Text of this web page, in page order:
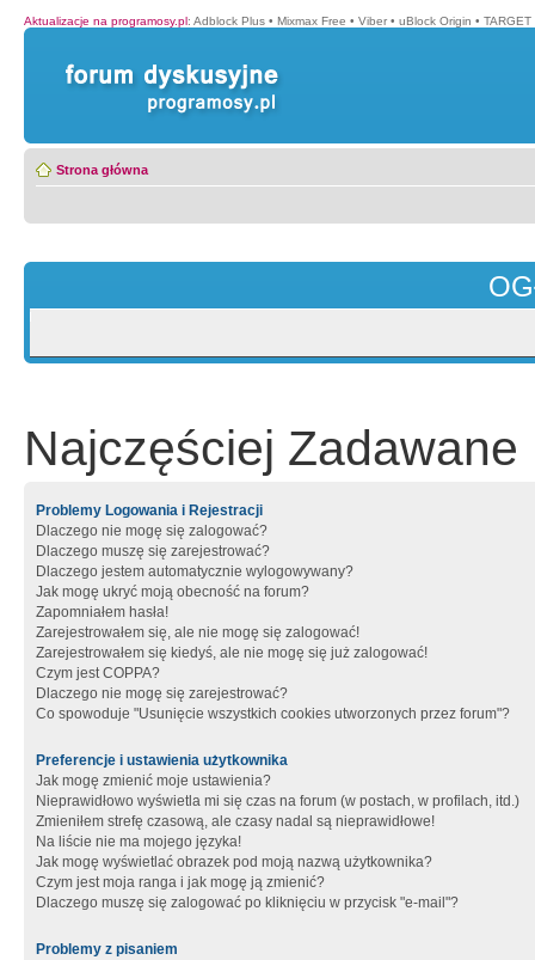
Aktualizacje na programosy.pl: Adblock Plus • Mixmax Free • Viber • uBlock Origin •
Strona główna
Najczęściej Zadawane
Problemy Logowania i Rejestracji
Dlaczego nie mogę się zalogować?
Dlaczego muszę się zarejestrować?
Dlaczego jestem automatycznie wylogowywany?
Jak mogę ukryć moją obecność na forum?
Zapomniałem hasła!
Zarejestrowałem się, ale nie mogę się zalogować!
Zarejestrowałem się kiedyś, ale nie mogę się już zalogować!
Czym jest COPPA?
Dlaczego nie mogę się zarejestrować?
Co spowoduje "Usunięcie wszystkich cookies utworzonych przez forum"?
Preferencje i ustawienia użytkownika
Jak mogę zmienić moje ustawienia?
Nieprawidłowo wyświetla mi się czas na forum (w postach, w profilach, itd.)
Zmieniłem strefę czasową, ale czasy nadal są nieprawidłowe!
Na liście nie ma mojego języka!
Jak mogę wyświetlać obrazek pod moją nazwą użytkownika?
Czym jest moja ranga i jak mogę ją zmienić?
Dlaczego muszę się zalogować po kliknięciu w przycisk "e-mail"?
Problemy z pisaniem